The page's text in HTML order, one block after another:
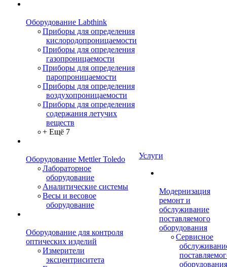
Оборудование Labthink
Приборы для определения
кислородопроницаемости
Приборы для определения
газопроницаемости
Приборы для определения
паропроницаемости
Приборы для определения
воздухопроницаемости
Приборы для определения
содержания летучих
веществ
+ Ещё 7
Оборудование Mettler Toledo
Лабораторное
оборудование
Аналитические системы
Весы и весовое
оборудование
Оборудование для контроля
оптических изделий
Измерители
эксцентриситета
Услуги
Модернизация
ремонт и
обслуживание
поставляемого
оборудования
Сервисное
оборудования